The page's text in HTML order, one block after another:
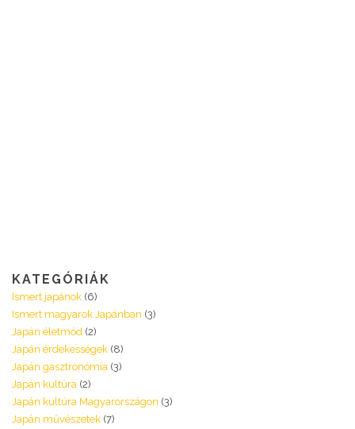
KATEGÓRIÁK
Ismert japánok (6)
Ismert magyarok Japánban (3)
Japán életmód (2)
Japán érdekességek (8)
Japán gasztronómia (3)
Japán kultúra (2)
Japán kultúra Magyarországon (3)
Japán művészetek (7)